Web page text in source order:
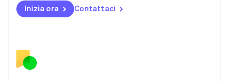
Inizia ora Contattaci
English
Nuova Zelanda
English
Portogallo